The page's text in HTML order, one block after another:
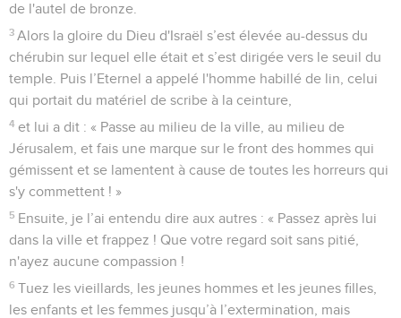
de l'autel de bronze.
3 Alors la gloire du Dieu d'Israël s’est élevée au-dessus du
chérubin sur lequel elle était et s’est dirigée vers le seuil du
temple. Puis l’Eternel a appelé l'homme habillé de lin, celui
qui portait du matériel de scribe à la ceinture,
4 et lui a dit : « Passe au milieu de la ville, au milieu de
Jérusalem, et fais une marque sur le front des hommes qui
gémissent et se lamentent à cause de toutes les horreurs qui
s'y commettent ! »
5 Ensuite, je l’ai entendu dire aux autres : « Passez après lui
dans la ville et frappez ! Que votre regard soit sans pitié,
n'ayez aucune compassion !
6 Tuez les vieillards, les jeunes hommes et les jeunes filles,
les enfants et les femmes jusqu’à l’extermination, mais